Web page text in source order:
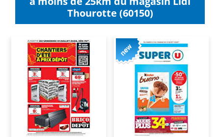
Thourotte (60150)